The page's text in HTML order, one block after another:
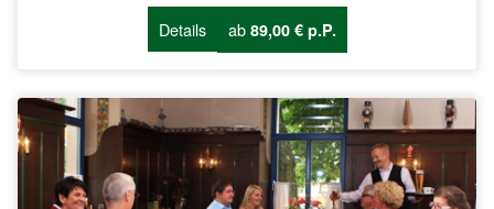
Details ab 89,00 € p.P.